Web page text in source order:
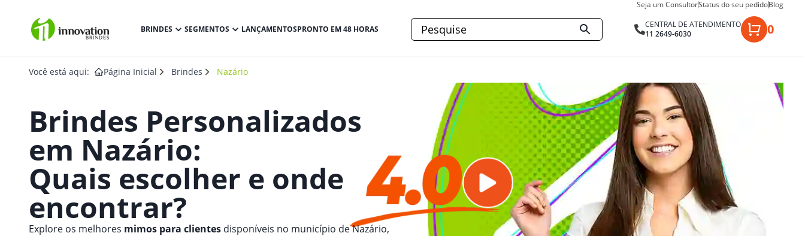
Seja um ConsultorStatus do seu pedidoBlog
BRINDES SEGMENTOS LANÇAMENTOSPRONTO EM 48 HORAS
CENTRAL DE ATENDIMENTO
11 2649-6030
0
Você está aqui: Página Inicial Brindes Nazário
Brindes Personalizados
em Nazário:
Quais escolher e onde
encontrar?
Explore os melhores mimos para clientes disponíveis no município de Nazário,